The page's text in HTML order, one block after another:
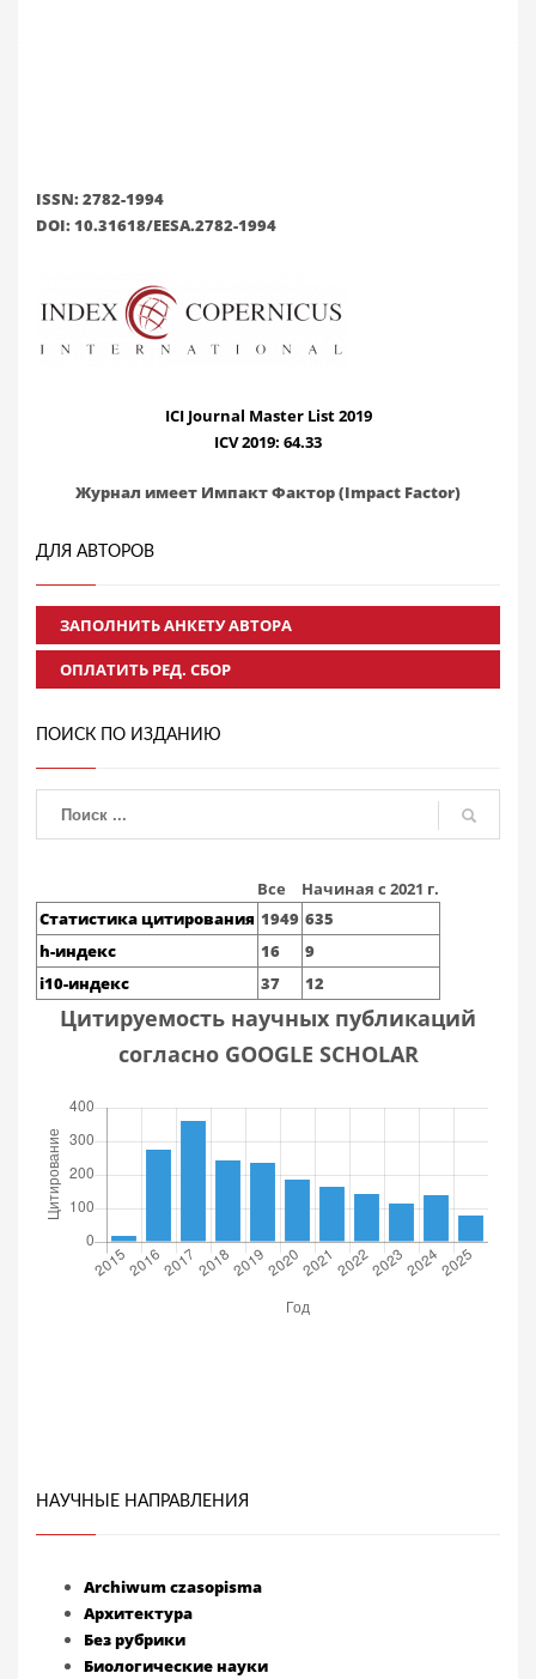
ISSN: 2782-1994
DOI: 10.31618/EESA.2782-1994
ICI Journal Master List 2019
ICV 2019: 64.33
Журнал имеет Импакт Фактор (Impact Factor)
ДЛЯ АВТОРОВ
ЗАПОЛНИТЬ АНКЕТУ АВТОРА
ОПЛАТИТЬ РЕД. СБОР
ПОИСК ПО ИЗДАНИЮ
Все
Начиная с 2021 г.
Статистика цитирования 1949 635
h-индекс
16
9
i10-индекс
37 12
Цитируемость научных публикаций
согласно GOOGLE SCHOLAR
НАУЧНЫЕ НАПРАВЛЕНИЯ
Archiwum czasopisma
Архитектура
Без рубрики
Биологические науки